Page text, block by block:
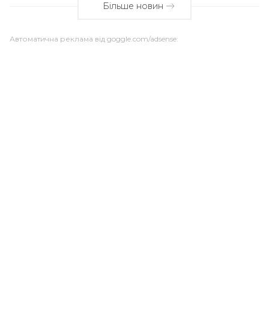
Більше новин
Автоматична реклама від goggle.com/adsense: